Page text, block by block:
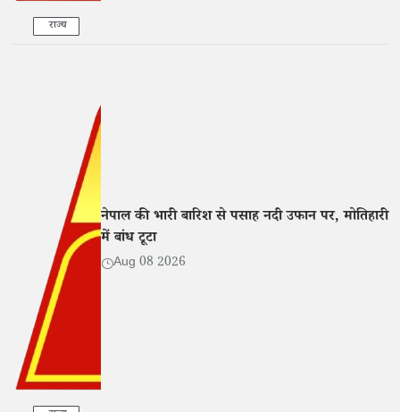
राज्य
नेपाल की भारी बारिश से पसाह नदी उफान पर, मोतिहारी
में बांध टूटा
Aug 08 2026